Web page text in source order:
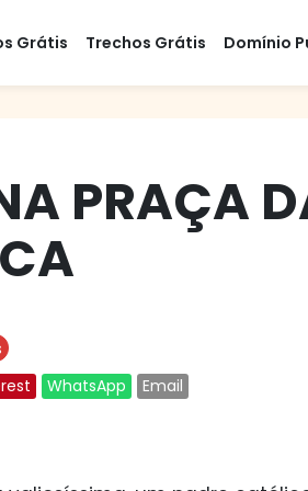
Grátis Trechos Grátis Domínio
PRAÇA
WhatsApp Email